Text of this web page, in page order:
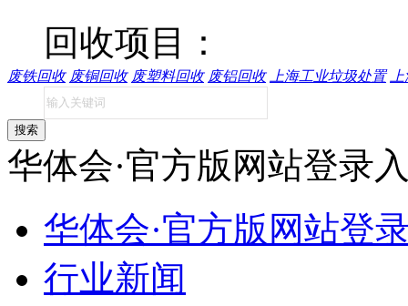
回收项目：
废铁回收 废铜回收 废塑料回收 废铝回收 上海工业垃圾处置
搜索
华体会·官方版网站登录
华体会·官方版网站登
行业新闻